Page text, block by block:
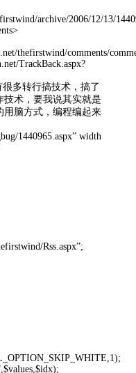
archive/2006/12/13/
thefirstwind/comments/
TrackBack.aspx?
多转行搞技术，搞了
术，要我说其实就是
用脑方式，编程编起来
1440965.aspx” width
Rss.aspx”;